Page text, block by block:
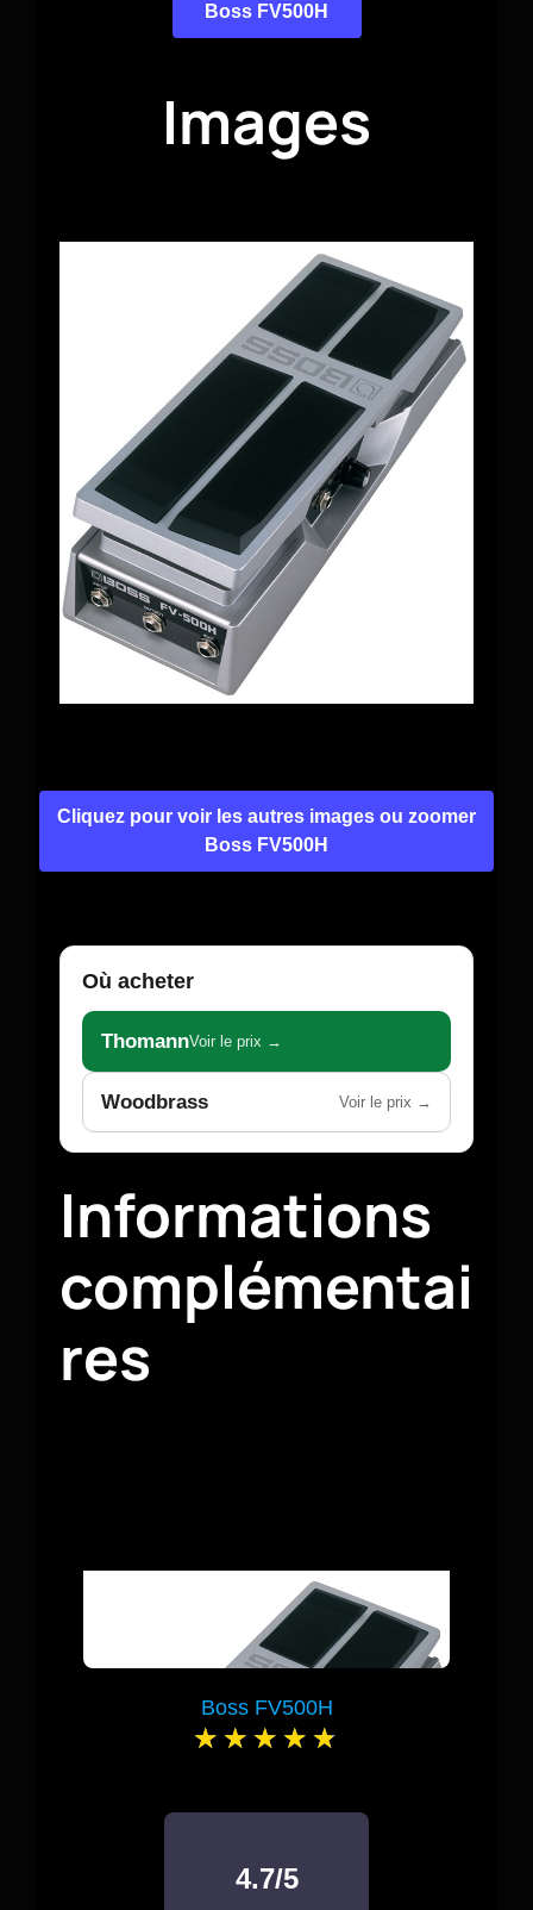
Boss FV500H
Images
Cliquez pour voir les autres images ou zoomer
Boss FV500H
Où acheter
ThomannVoir le prix →
Woodbrass Voir le prix →
Informations
complémentai
res
Boss FV500H
4.7/5